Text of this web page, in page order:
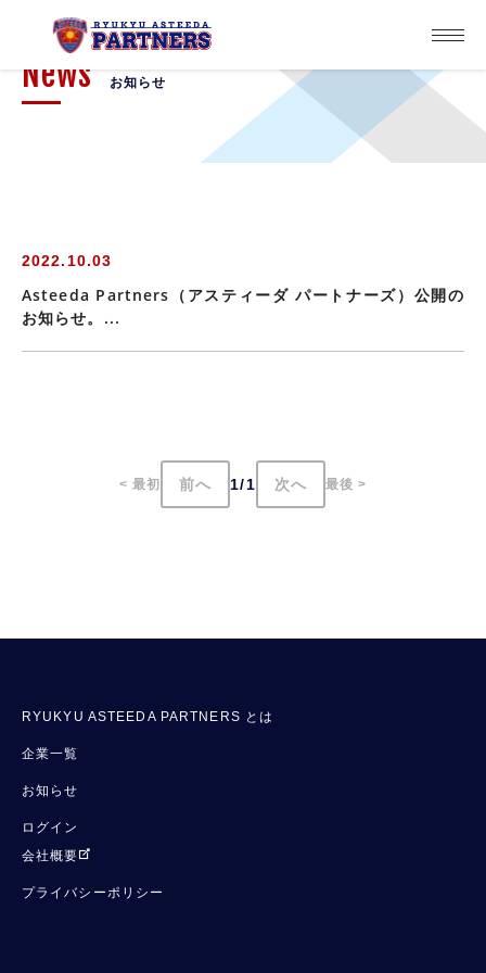
News お知らせ
2022.10.03
Asteeda Partners（アスティーダ パートナーズ）公開の
お知らせ。...
< 最初 1/1 最後 >
RYUKYU ASTEEDA PARTNERS とは
企業一覧
お知らせ
ログイン
会社概要
プライバシーポリシー